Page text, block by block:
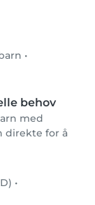
•
behov
med
direkte for å
•